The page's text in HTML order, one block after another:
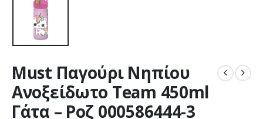
Must Παγούρι Νηπίου
Ανοξείδωτο Team 450ml
Γάτα – Ροζ 000586444-3